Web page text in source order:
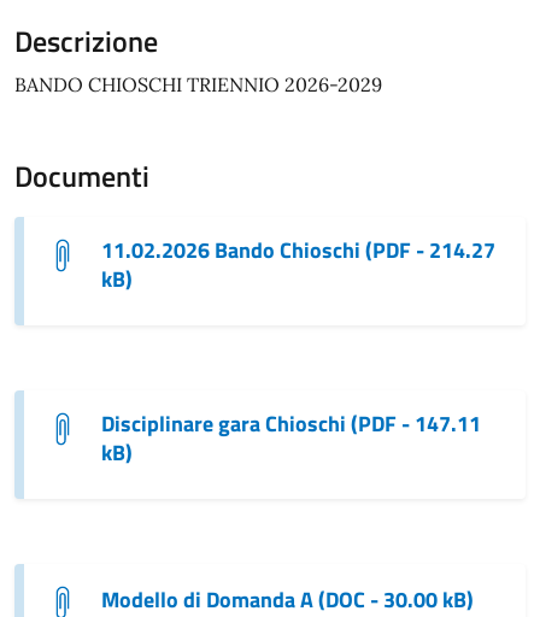
Descrizione
BANDO CHIOSCHI TRIENNIO 2026-2029
Documenti
11.02.2026 Bando Chioschi (PDF - 214.27
kB)
Disciplinare gara Chioschi (PDF - 147.11
kB)
Modello di Domanda A (DOC - 30.00 kB)